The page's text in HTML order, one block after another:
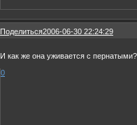
Поделиться2006-06-30 22:24:29
И как же она уживается с
0